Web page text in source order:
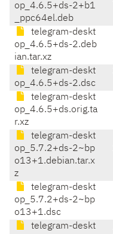
op_4.6.5+ds-2+b1
_ppc64el.deb
telegram-deskt
op_4.6.5+ds-2.deb
ian.tar.xz
telegram-deskt
op_4.6.5+ds-2.dsc
telegram-deskt
op_4.6.5+ds.orig.ta
r.xz
telegram-deskt
op_5.7.2+ds-2~bp
o13+1.debian.tar.x
z
telegram-deskt
op_5.7.2+ds-2~bp
o13+1.dsc
telegram-deskt